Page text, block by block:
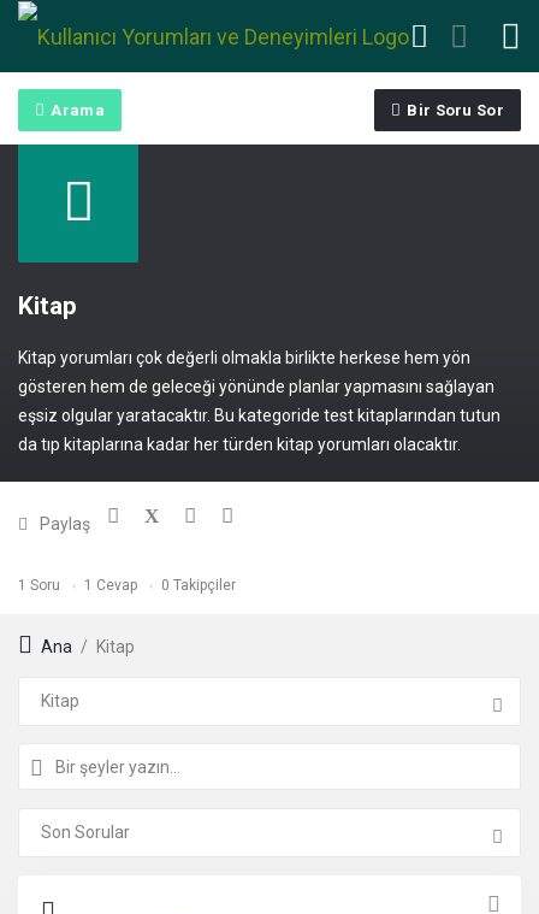
Arama Bir Soru Sor
Kitap
Kitap yorumları çok değerli olmakla birlikte herkese hem yön
gösteren hem de geleceği yönünde planlar yapmasını sağlayan
eşsiz olgular yaratacaktır. Bu kategoride test kitaplarından tutun
da tıp kitaplarına kadar her türden kitap yorumları olacaktır.
Paylaş
0 Takipçiler
1 Cevap
1 Soru
Ana / Kitap
Kullanıcı